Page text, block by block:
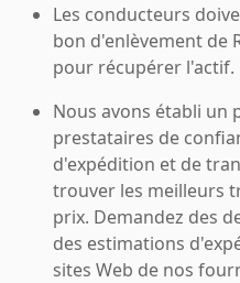
Les conducteurs
bon d'enlèvement de
pour récupérer l'actif.
Nous avons établi un
prestataires de
d'expédition et de
trouver les meilleurs
prix. Demandez des
des estimations
sites Web de nos